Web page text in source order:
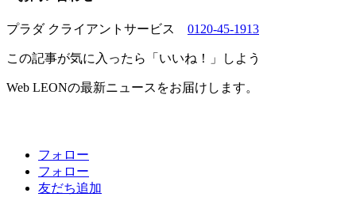
プラダ クライアントサービス 0120-45-1913
この記事が気に入ったら「いいね！」しよう
Web LEONの最新ニュースをお届けします。
フォロー
フォロー
友だち追加